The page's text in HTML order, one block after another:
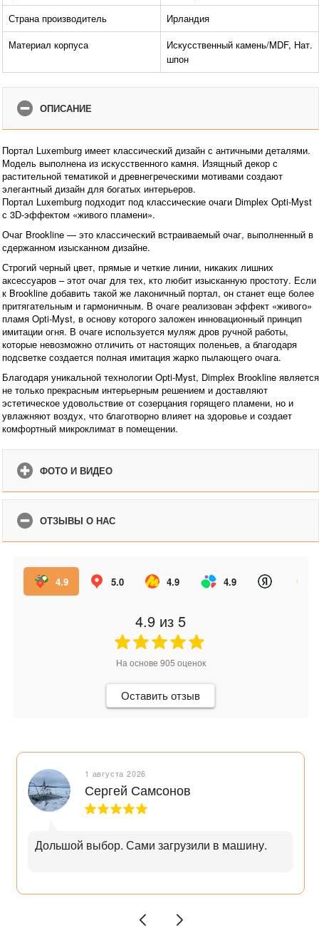
Страна производитель
Ирландия
Материал корпуса
Искусственный камень/MDF, Нат.
шпон
ОПИСАНИЕ
Портал Luxemburg имеет классический дизайн с античными деталями.
Модель выполнена из искусственного камня. Изящный декор с
растительной тематикой и древнегреческими мотивами создают
элегантный дизайн для богатых интерьеров.
Портал Luxemburg подходит под классические очаги Dimplex Opti-Myst
с 3D-эффектом «живого пламени».
Очаг Brookline — это классический встраиваемый очаг, выполненный в
сдержанном изысканном дизайне.
Строгий черный цвет, прямые и четкие линии, никаких лишних
аксессуаров – этот очаг для тех, кто любит изысканную простоту. Если
к Brookline добавить такой же лаконичный портал, он станет еще более
притягательным и гармоничным. В очаге реализован эффект «живого»
пламя Opti-Myst, в основу которого заложен инновационный принцип
имитации огня. В очаге используется муляж дров ручной работы,
которые невозможно отличить от настоящих поленьев, а благодаря
подсветке создается полная имитация жарко пылающего очага.
Благодаря уникальной технологии Opti-Myst, Dimplex Brookline является
не только прекрасным интерьерным решением и доставляют
эстетическое удовольствие от созерцания горящего пламени, но и
увлажняют воздух, что благотворно влияет на здоровье и создает
комфортный микроклимат в помещении.
ФОТО И ВИДЕО
ОТЗЫВЫ О НАС
4.9 5.0 4.9 4.9
4.9 из 5
На основе 905 оценок
Оставить отзыв
1 августа 2026
Сергей Самсонов
Дольшой выбор. Сами загрузили в машину.